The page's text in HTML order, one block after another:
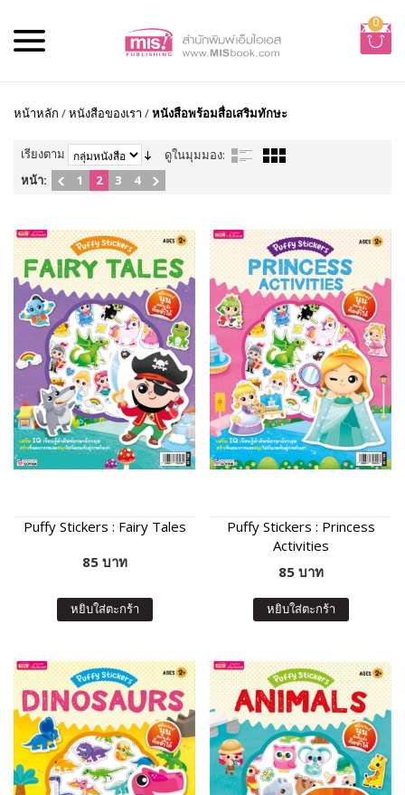
0
หน้าหลัก /หนังสือของเรา /หนังสือพร้อมสื่อเสริมทักษะ
เรียงตาม
ดูในมุมมอง:
หน้า:
1 2 3 4
Puffy Stickers : Fairy Tales
85 บาท
หยิบใส่ตะกร้า
Puffy Stickers : Princess
Activities
85 บาท
หยิบใส่ตะกร้า